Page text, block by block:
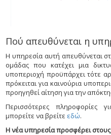
Πού απευθύνεται η
Η υπηρεσία αυτή απευθύνεται
ομάδας που κατέχει μια
υποπεριοχή προϋπάρχει τότε
πρόκειται για καινούρια
προηγηθεί αίτηση για την
Περισσότερες πληροφορίες
μπορείτε να βρείτε εδώ.
Hνέα υπηρεσία προσφέρει στους